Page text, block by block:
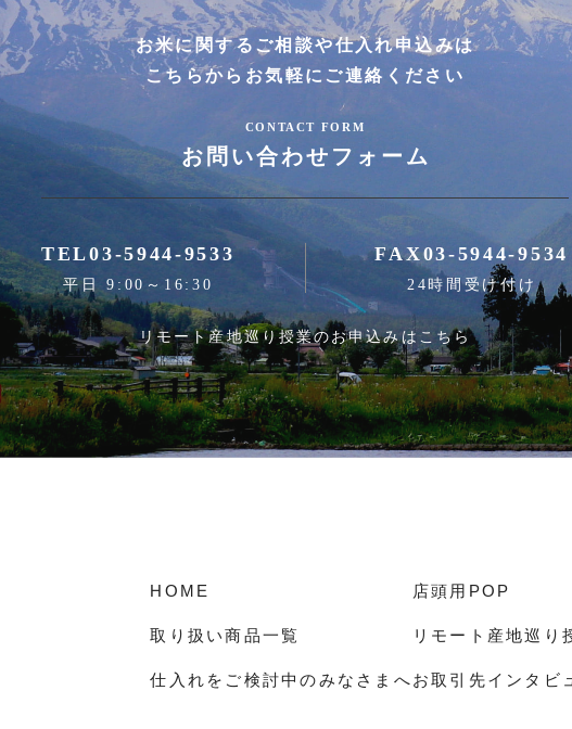
お米に関するご相談や仕入れ申込みは
こちらからお気軽にご連絡ください
CONTACT FORM
お問い合わせフォーム
TEL03-5944-9533
平日 9:00～16:30
FAX03-5944-9534
24時間受け付け
リモート産地巡り授業のお申込みはこちら
HOME
取り扱い商品一覧
仕入れをご検討中のみなさまへ
店頭用POP
リモート産地巡り
お取引先インタビ